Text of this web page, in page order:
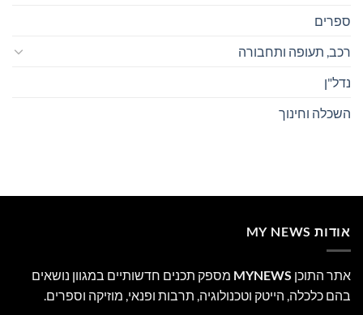
ספרים
רכב, תעופה ותחבורה
נדל"ן
השכלה וחינוך
אודות MY NEWS
אתר התוכן MYNEWS מספק תכנים חדשותיים במגוון נושאים
בהם כלכלה, הייטק וטכנולוגיה, תרבות ופנאי, מוזיקה וספרים.